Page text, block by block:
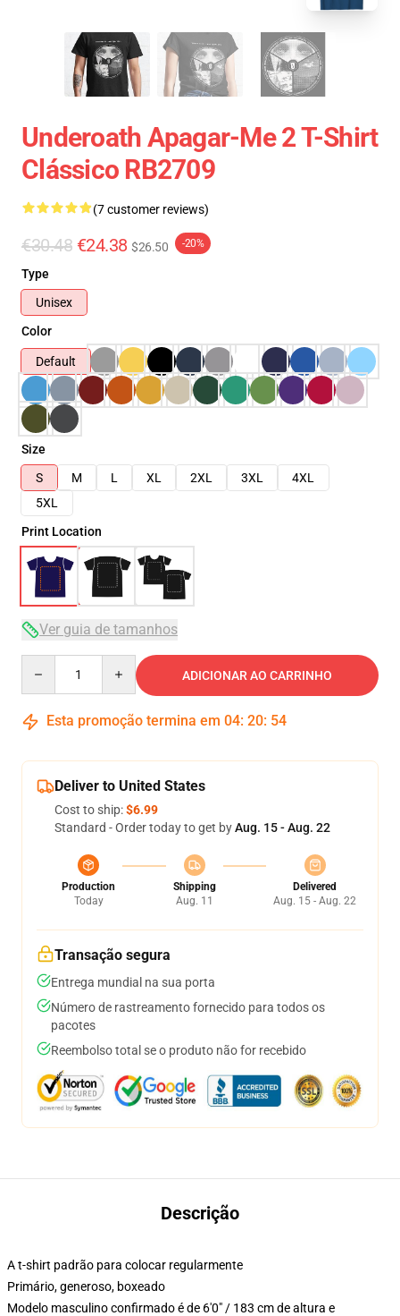
Underoath Apagar-Me 2 T-Shirt
Clássico RB2709
(7 customer reviews)
€30.48 €24.38 $26.50 -20%
Type
Unisex
Color
Default
Size
S
M L XL 2XL 3XL
4XL
5XL
Print Location
Ver guia de tamanhos
ADICIONAR AO CARRINHO
Esta promoção termina em 04: 20: 53
Deliver to United States
Cost to ship:$6.99
Standard - Order today to get byAug. 15 - Aug. 22
Production
Today
Shipping
Aug. 11
Delivered
Aug. 15 - Aug. 22
Transação segura
Entrega mundial na sua porta
Número de rastreamento fornecido para todos os
pacotes
Reembolso total se o produto não for recebido
Descrição
A t-shirt padrão para colocar regularmente
Primário, generoso, boxeado
Modelo masculino confirmado é de 6'0" / 183 cm de altura e